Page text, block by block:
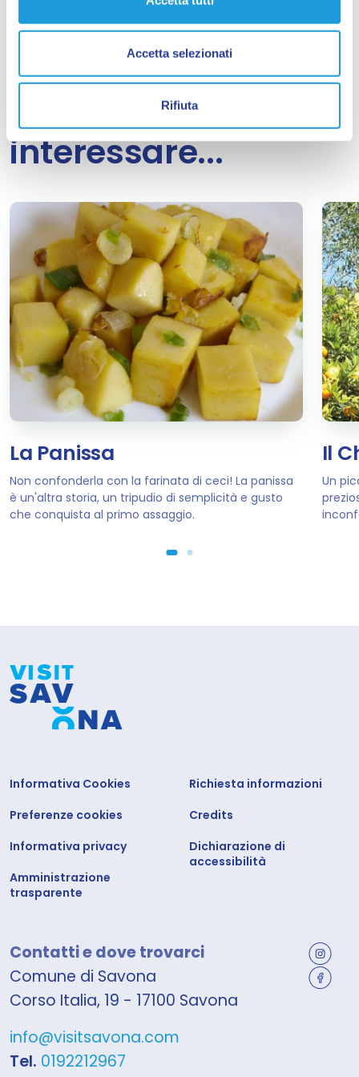
Accetta selezionati
Rifiuta
Ti potrebbe
interessare...
La Panissa
Non confonderla con la farinata di ceci! La panissa
è un'altra storia, un tripudio di semplicità e gusto
che conquista al primo assaggio.
Il
Un
Informativa Cookies
Preferenze cookies
Informativa privacy
Amministrazione
trasparente
Richiesta informazioni
Credits
Dichiarazione di
accessibilità
Contatti e dove trovarci
Comune di Savona
Corso Italia, 19 - 17100 Savona
info@visitsavona.com
Tel. 0192212967